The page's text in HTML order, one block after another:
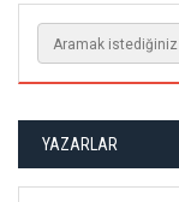
YAZARLAR